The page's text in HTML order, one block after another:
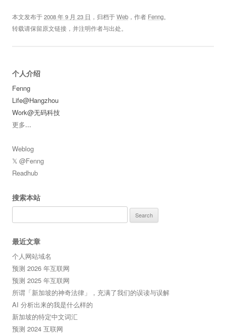
本文发布于2008 年 9 月 23 日 ，归档于Web ，作者 Fenng。
转载请保留原文链接，并注明作者与出处。
个人介绍
Fenng
Life@Hangzhou
Work@无码科技
更多...
Weblog
𝕏 @Fenng
Readhub
搜索本站
for:
最近文章
个人网站域名
预测 2026 年互联网
预测 2025 年互联网
所谓「新加坡的神奇法律」，充满了我们的误读与误解
AI 分析出来的我是什么样的
新加坡的特定中文词汇
预测 2024 互联网